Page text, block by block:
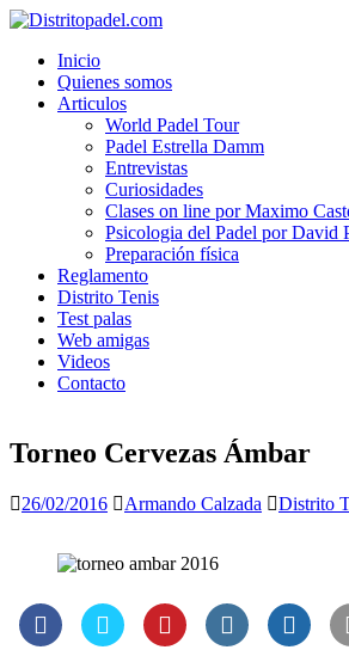
Inicio
Quienes somos
Articulos
World Padel Tour
Padel Estrella Damm
Entrevistas
Curiosidades
Clases on line por Maximo
Psicologia del Padel por David
Preparación física
Reglamento
Distrito Tenis
Test palas
Web amigas
Videos
Contacto
Torneo Cervezas Ámbar
26/02/2016 Armando Calzada Distrito